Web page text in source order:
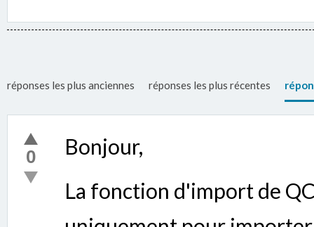
réponses les plus anciennes réponses les plus récentes
0
Bonjour,
La fonction d'import de